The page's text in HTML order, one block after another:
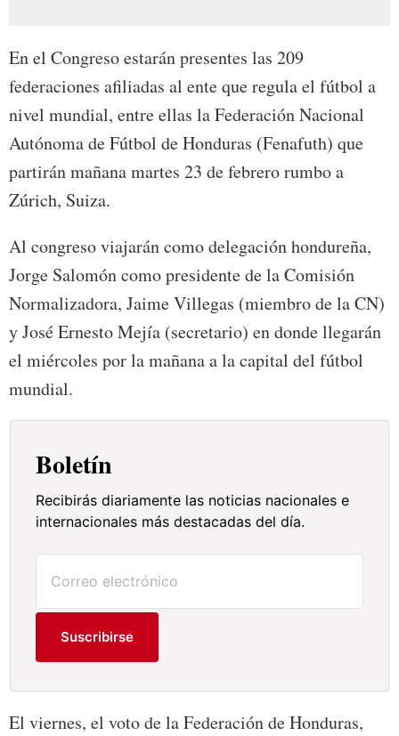
En el Congreso estarán presentes las 209
federaciones afiliadas al ente que regula el fútbol a
nivel mundial, entre ellas la Federación Nacional
Autónoma de Fútbol de Honduras (Fenafuth) que
partirán mañana martes 23 de febrero rumbo a
Zúrich, Suiza.
Al congreso viajarán como delegación hondureña,
Jorge Salomón como presidente de la Comisión
Normalizadora, Jaime Villegas (miembro de la CN)
y José Ernesto Mejía (secretario) en donde llegarán
el miércoles por la mañana a la capital del fútbol
mundial.
Boletín
Recibirás diariamente las noticias nacionales e
internacionales más destacadas del día.
Suscribirse
El viernes, el voto de la Federación de Honduras,